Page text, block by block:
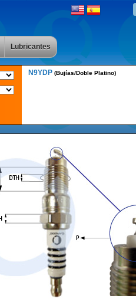
Lubricantes
N9YDP (Bujías/Doble Platino)